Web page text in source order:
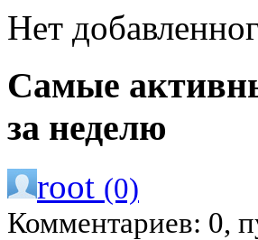
Нет
Самые
за неделю
root (0)
Комментариев: 0,